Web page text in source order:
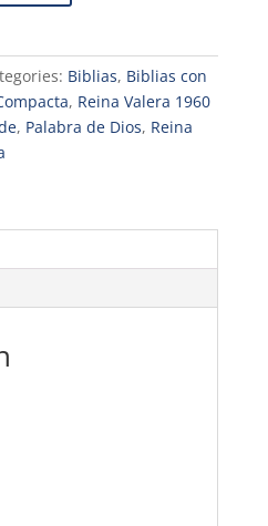
Biblias, Biblias con
, Reina Valera 1960
, Palabra de Dios, Reina